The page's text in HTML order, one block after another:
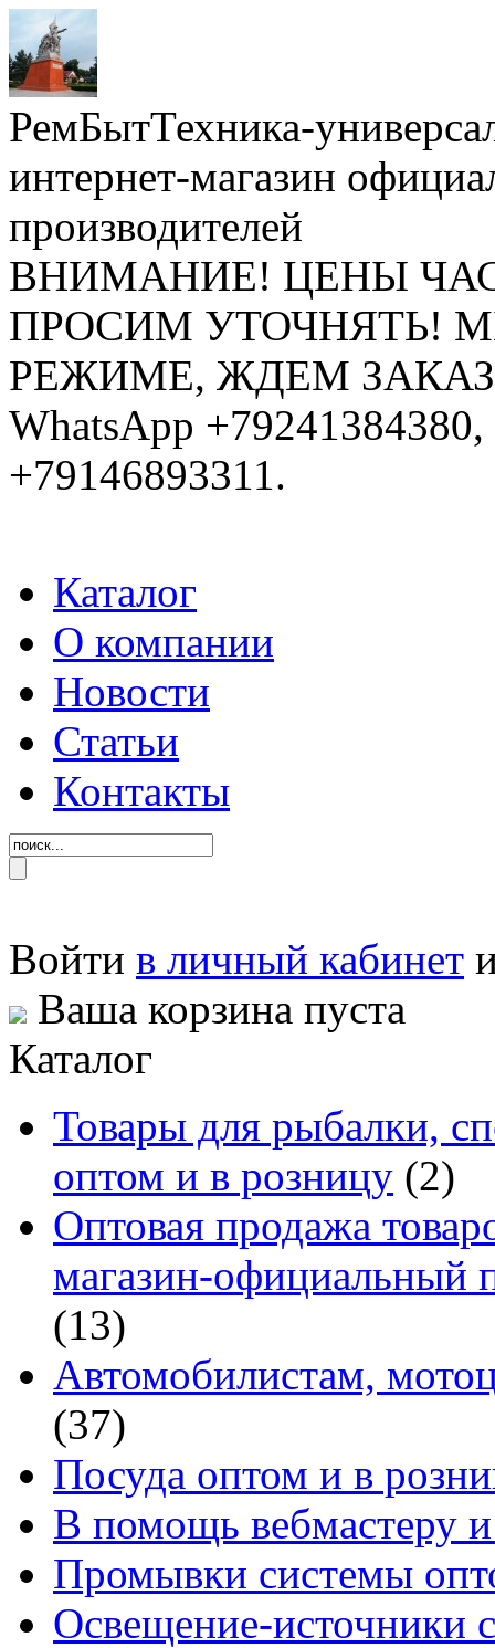
РемБытТехника-
интернет-магазин
производителей
ВНИМАНИЕ! ЦЕНЫ
ПРОСИМ УТОЧНЯТЬ!
РЕЖИМЕ, ЖДЕМ ЗАКАЗЫ:
WhatsApp
+79146893311.
Каталог
О компании
Новости
Статьи
Контакты
Войти в личный кабинет
Ваша корзина пуста
Каталог
Товары для рыбалки,
оптом и в розницу (2)
Оптовая продажа
магазин-официальный
(13)
Автомобилистам,
(37)
Посуда оптом и в
В помощь вебмастеру и
Промывки системы
Освещение-источники